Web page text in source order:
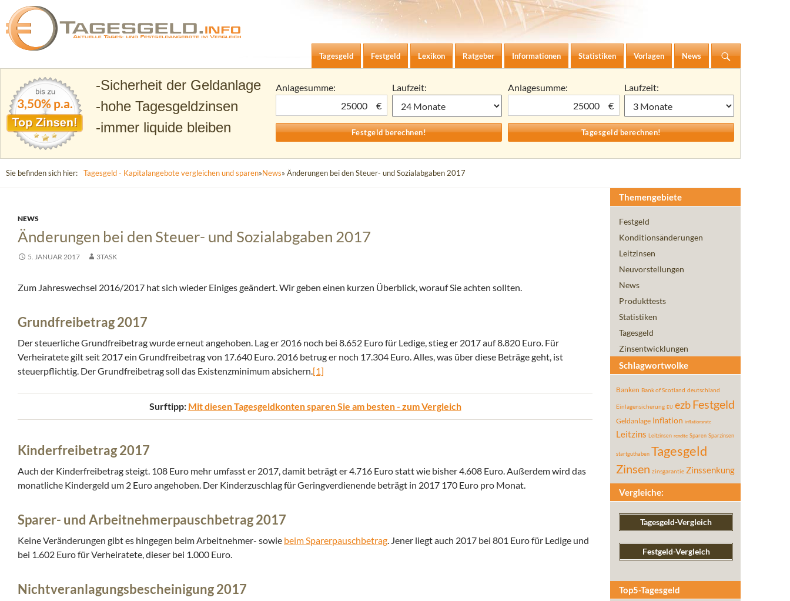
Tagesgeld.info – Tagesgeldkonten vergleichen und Tagesgeld-Zinsen berechnen
Zum Inhalt springen
Tagesgeld
Festgeld Lexikon Ratgeber Informationen Statistiken Vorlagen News
3,50% p.a.
Sicherheit der Geldanlage
hohe Tagesgeldzinsen
immer liquide bleiben
Anlagesumme:
€
Laufzeit:
Anlagesumme:
€
Laufzeit:
Sie befinden sich hier: Tagesgeld - Kapitalangebote vergleichen und sparen»News» Änderungen bei den Steuer- und Sozialabgaben 2017
NEWS
Änderungen bei den Steuer- und Sozialabgaben 2017
5. JANUAR 2017 3TASK
Zum Jahreswechsel 2016/2017 hat sich wieder Einiges geändert. Wir geben einen kurzen Überblick, worauf Sie achten sollten.
Grundfreibetrag 2017
Der steuerliche Grundfreibetrag wurde erneut angehoben. Lag er 2016 noch bei 8.652 Euro für Ledige, stieg er 2017 auf 8.820 Euro. Für
Verheiratete gilt seit 2017 ein Grundfreibetrag von 17.640 Euro. 2016 betrug er noch 17.304 Euro. Alles, was über diese Beträge geht, ist
steuerpflichtig. Der Grundfreibetrag soll das Existenzminimum absichern.[1]
Surftipp: Mit diesen Tagesgeldkonten sparen Sie am besten - zum Vergleich
Kinderfreibetrag 2017
Auch der Kinderfreibetrag steigt. 108 Euro mehr umfasst er 2017, damit beträgt er 4.716 Euro statt wie bisher 4.608 Euro. Außerdem wird das
monatliche Kindergeld um 2 Euro angehoben. Der Kinderzuschlag für Geringverdienende beträgt in 2017 170 Euro pro Monat.
Sparer- und Arbeitnehmerpauschbetrag 2017
Keine Veränderungen gibt es hingegen beim Arbeitnehmer- sowie beim Sparerpauschbetrag. Jener liegt auch 2017 bei 801 Euro für Ledige und
bei 1.602 Euro für Verheiratete, dieser bei 1.000 Euro.
Nichtveranlagungsbescheinigung 2017
Themengebiete
Festgeld
Konditionsänderungen
Leitzinsen
Neuvorstellungen
News
Produkttests
Statistiken
Tagesgeld
Zinsentwicklungen
Schlagwortwolke
Banken Bank of Scotland deutschland
Einlagensicherung EU ezbFestgeld
Geldanlage Inflation inflationsrate
Leitzins Leitzinsen rendite Sparen Sparzinsen
startguthaben Tagesgeld
Zinsen zinsgarantie Zinssenkung
Vergleiche:
Tagesgeld-Vergleich
Festgeld-Vergleich
Top5-Tagesgeld